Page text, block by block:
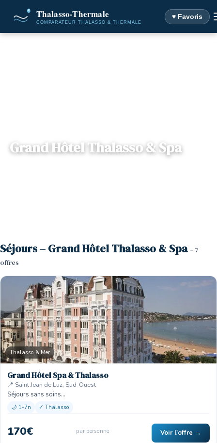
♥ Favoris
Grand Hôtel Thalasso & Spa
Séjours – Grand Hôtel Thalasso & Spa – 7
offres
Thalasso & Mer
Grand Hôtel Spa & Thalasso
📍 Saint Jean de Luz, Sud-Ouest
Séjours sans soins…
🌙 1-7n ✓ Thalasso
170€ par personne Voir l'offre →